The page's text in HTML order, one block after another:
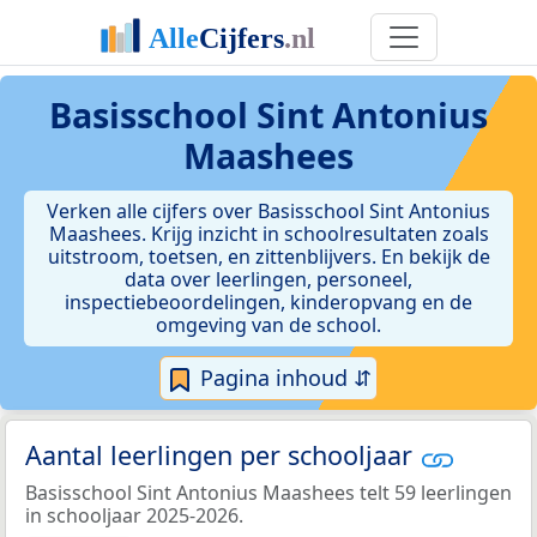
Basisschool Sint Antonius
Maashees
Verken alle cijfers over Basisschool Sint Antonius
Maashees. Krijg inzicht in schoolresultaten zoals
uitstroom, toetsen, en zittenblijvers. En bekijk de
data over leerlingen, personeel,
inspectiebeoordelingen, kinderopvang en de
omgeving van de school.
Pagina inhoud ⇵
Aantal leerlingen per schooljaar
Basisschool Sint Antonius Maashees telt 59 leerlingen
in schooljaar 2025-2026.